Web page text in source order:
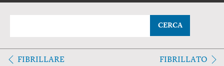
CERCA
FIBRILLARE FIBRILLATO